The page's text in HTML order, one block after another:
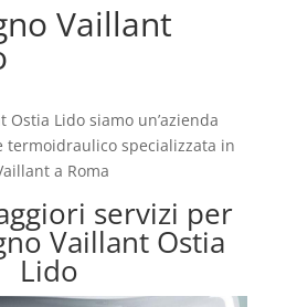
Vaillant
Ostia Lido siamo un’azienda
termoidraulico specializzata in
a Roma
servizi per
Vaillant Ostia
Lido